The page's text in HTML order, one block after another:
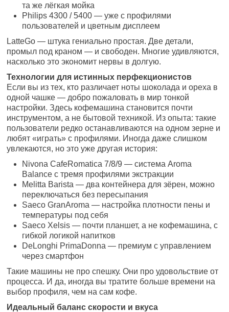
та же лёгкая мойка
Philips 4300 / 5400 — уже с профилями
пользователей и цветным дисплеем
LatteGo — штука гениально простая. Две детали,
промыл под краном — и свободен. Многие удивляются,
насколько это экономит нервы в долгую.
Технологии для истинных перфекционистов
Если вы из тех, кто различает ноты шоколада и ореха в
одной чашке — добро пожаловать в мир тонкой
настройки. Здесь кофемашина становится почти
инструментом, а не бытовой техникой. Из опыта: такие
пользователи редко останавливаются на одном зерне и
любят «играть» с профилями. Иногда даже слишком
увлекаются, но это уже другая история:
Nivona CafeRomatica 7/8/9 — система Aroma
Balance с тремя профилями экстракции
Melitta Barista — два контейнера для зёрен, можно
переключаться без пересыпания
Saeco GranAroma — настройка плотности пены и
температуры под себя
Saeco Xelsis — почти планшет, а не кофемашина, с
гибкой логикой напитков
DeLonghi PrimaDonna — премиум с управлением
через смартфон
Такие машины не про спешку. Они про удовольствие от
процесса. И да, иногда вы тратите больше времени на
выбор профиля, чем на сам кофе.
Идеальный баланс скорости и вкуса